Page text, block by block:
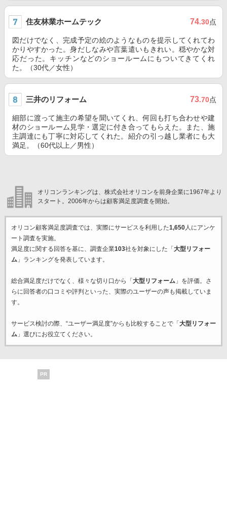
住友林業ホームテック 74.30点
図だけでなく、完成予定の絵のようなものを提示してくれてわ
かりやすかった。身だしなみや言葉遣いもきれい。穏やかな対
応だった。キッチンなどのショールームにもついてきてくれ
た。（30代／女性）
三井のリフォーム 73.70点
細部に渡って施主の希望を聞いてくれ、何回も打ち合わせや建
材のショールーム見学・選定に付き合ってもらえた。また、施
主調達にも丁寧に対応してくれた。紹介の引っ越し業者にも大
満足。（60代以上／男性）
オリコンランキングは、株式会社オリコンを前身企業に1967年より
スタート。2006年からは顧客満足度調査を開始。
オリコン顧客満足度調査では、実際にサービスを利用した1,650人にアンケ
ート調査を実施。
満足度に関する回答を基に、調査企業103社を対象にした「 大型リフォー
ム」ランキングを発表しています。
総合満足度だけでなく、様々な切り口から「 大型リフォーム」を評価。さ
らに回答者の口コミや評判といった、実際のユーザーの声も掲載していま
す。
サービス検討の際、“ユーザー満足度”からも比較することで「 大型リフォー
ム」選びにお役立てください。
PR